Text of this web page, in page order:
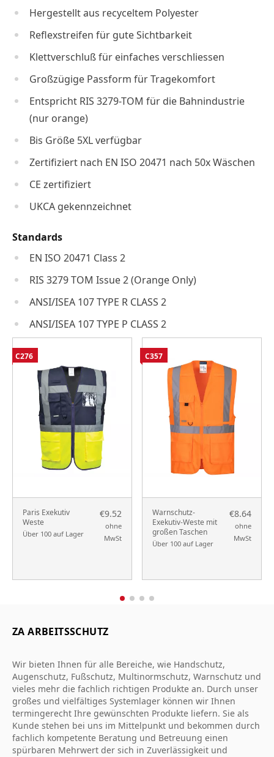
Hergestellt aus recyceltem Polyester
Reflexstreifen für gute Sichtbarkeit
Klettverschluß für einfaches verschliessen
Großzügige Passform für Tragekomfort
Entspricht RIS 3279-TOM für die Bahnindustrie
(nur orange)
Bis Größe 5XL verfügbar
Zertifiziert nach EN ISO 20471 nach 50x Wäschen
CE zertifiziert
UKCA gekennzeichnet
Standards
EN ISO 20471 Class 2
RIS 3279 TOM Issue 2 (Orange Only)
ANSI/ISEA 107 TYPE R CLASS 2
ANSI/ISEA 107 TYPE P CLASS 2
Paris Exekutiv
Weste
Über 100 auf Lager
€9.52
ohne
MwSt
C276
Warnschutz-
Exekutiv-Weste mit
großen Taschen
Über 100 auf Lager
€8.64
ohne
MwSt
C357
ZA ARBEITSSCHUTZ
Wir bieten Ihnen für alle Bereiche, wie Handschutz,
Augenschutz, Fußschutz, Multinormschutz, Warnschutz und
vieles mehr die fachlich richtigen Produkte an. Durch unser
großes und vielfältiges Systemlager können wir Ihnen
termingerecht Ihre gewünschten Produkte liefern. Sie als
Kunde stehen bei uns im Mittelpunkt und bekommen durch
fachlich kompetente Beratung und Betreuung einen
spürbaren Mehrwert der sich in Zuverlässigkeit und